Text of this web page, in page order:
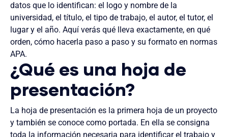
datos que lo identifican: el logo y nombre de la
universidad, el título, el tipo de trabajo, el autor, el tutor, el
lugar y el año. Aquí verás qué lleva exactamente, en qué
orden, cómo hacerla paso a paso y su formato en normas
APA.
¿Qué es una hoja de
presentación?
La hoja de presentación es la primera hoja de un proyecto
y también se conoce como portada. En ella se consigna
toda la información necesaria para identificar el trabajo y